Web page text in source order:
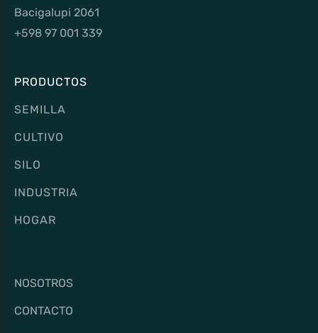
Bacigalupi 2061
+598 97 001 339
PRODUCTOS
SEMILLA
CULTIVO
SILO
INDUSTRIA
HOGAR
NOSOTROS
CONTACTO